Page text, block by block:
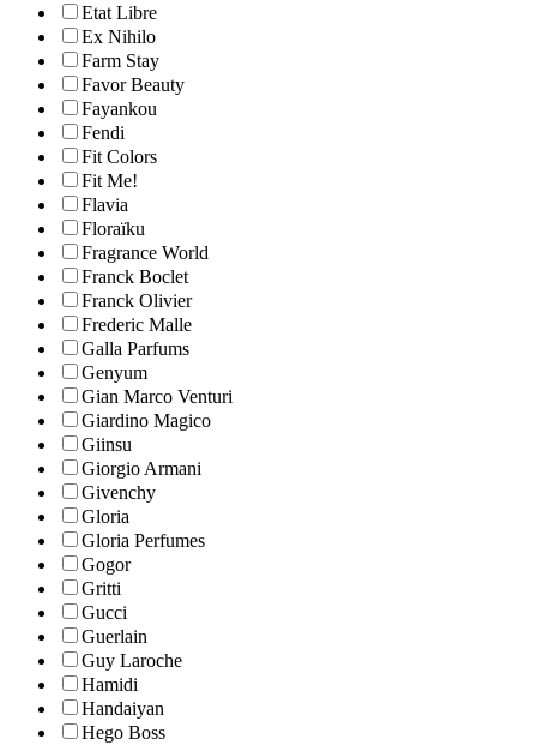
Etat Libre
Ex Nihilo
Farm Stay
Favor Beauty
Fayankou
Fendi
Fit Colors
Fit Me!
Flavia
Floraïku
Fragrance World
Franck Boclet
Franck Olivier
Frederic Malle
Galla Parfums
Genyum
Gian Marco Venturi
Giardino Magico
Giinsu
Giorgio Armani
Givenchy
Gloria
Gloria Perfumes
Gogor
Gritti
Gucci
Guerlain
Guy Laroche
Hamidi
Handaiyan
Hego Boss